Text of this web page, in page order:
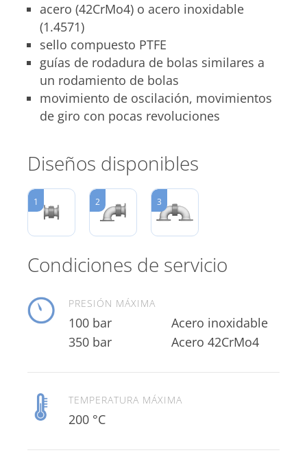
Condiciones de servicio
PRESIÓN MÁXIMA
100 bar
Acero inoxidable
350 bar
Acero 42CrMo4
TEMPERATURA MÁXIMA
200 °C
acero (42CrMo4) o acero inoxidable
(1.4571)
sello compuesto PTFE
guías de rodadura de bolas similares a
un rodamiento de bolas
movimiento de oscilación, movimientos
de giro con pocas revoluciones
Diseños disponibles
1 2 3